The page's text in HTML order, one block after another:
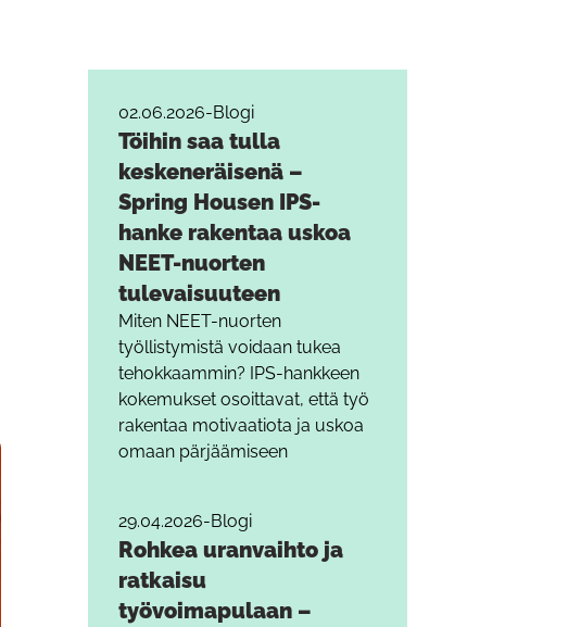
02.06.2026-Blogi
Töihin saa tulla
keskeneräisenä –
Spring Housen IPS-
hanke rakentaa uskoa
NEET-nuorten
tulevaisuuteen
Miten NEET-nuorten
työllistymistä voidaan tukea
tehokkaammin? IPS-hankkeen
kokemukset osoittavat, että työ
rakentaa motivaatiota ja uskoa
omaan pärjäämiseen
29.04.2026-Blogi
Rohkea uranvaihto ja
ratkaisu
työvoimapulaan –